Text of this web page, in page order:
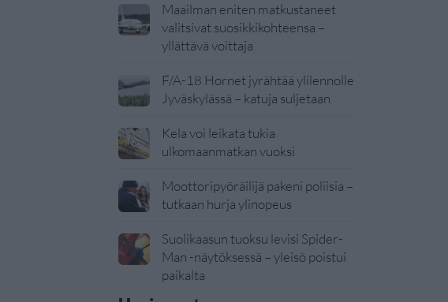
Maailman eniten matkustaneet
valitsivat suosikkikohteensa –
yllättävä voittaja
F/A-18 Hornet jyrähtää ylilennolle
Jyväskylässä – katuja suljetaan
Kela voi leikata tukia
ulkomaanmatkan vuoksi
Moottoripyöräilijä pakeni poliisia –
tutkaan hurja ylinopeus
Suolikaasun tuoksu levisi Spider-
Man -näytöksessä – yleisö poistui
paikalta